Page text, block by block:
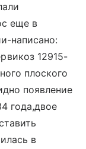
еще в
написано:
12915-
плоского
появление
года,двое
в